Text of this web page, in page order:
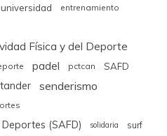
entrenamiento
Física y del Deporte
padel pctcan
SAFD
senderismo
(SAFD) solidaria surf